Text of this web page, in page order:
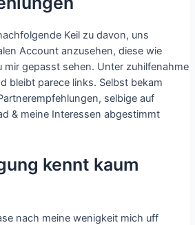
Keil zu davon, uns
Account anzusehen, diese wie
gepasst sehen. Unter zuhilfenahme
bleibt parece links. Selbst bekam
selbige auf
& meine Interessen abgestimmt
kennt kaum
nach meine wenigkeit mich uff